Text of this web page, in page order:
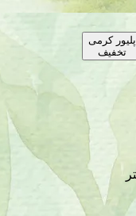
پلیور کرمی
تخفیف